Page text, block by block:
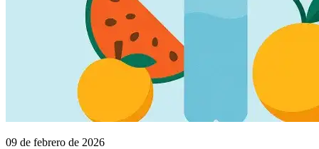
09 de febrero de 2026